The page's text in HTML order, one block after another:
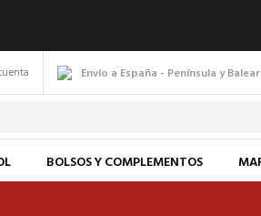
Envío a España - Península y
BOLSOS Y COMPLEMENTOS